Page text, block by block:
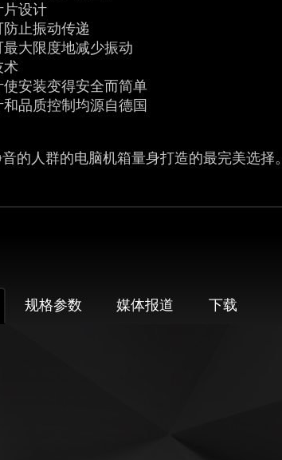
片设计
止振动传递
大限度地减少振动
术
安装变得安全而简单
品质控制均源自德国
的人群的电脑机箱量身打造的最完美选择。
规格参数 媒体报道 下载